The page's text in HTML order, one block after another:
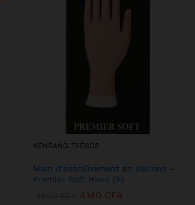
KENBANG TRÉSOR
Main d’entraînement en silicone –
Premier Soft Hand (A)
4140 CFA